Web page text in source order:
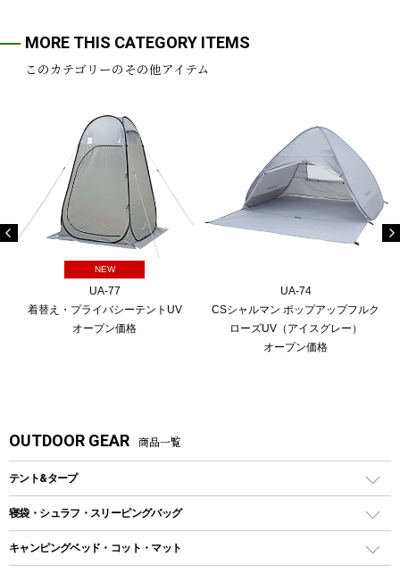
MORE THIS CATEGORY ITEMS
このカテゴリーのその他アイテム
NEW
UA-77
着替え・プライバシーテントUV
オープン価格
UA-74
CSシャルマン ポップアップフルク
ローズUV（アイスグレー）
オープン価格
OUTDOOR GEAR 商品一覧
テント&タープ
テント
ツールームテント
寝袋・シュラフ・スリーピングバッグ
レクタングラー型（封筒型）シュラフ
キャンピングベッド・コット・マット